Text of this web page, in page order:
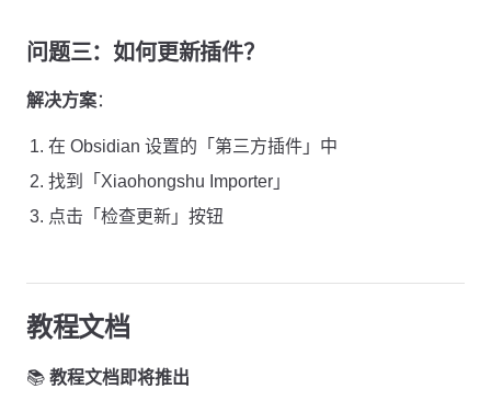
问题三：如何更新插件？
解决方案：
在 Obsidian 设置的「第三方插件」中
找到「Xiaohongshu Importer」
点击「检查更新」按钮
教程文档
📚 教程文档即将推出